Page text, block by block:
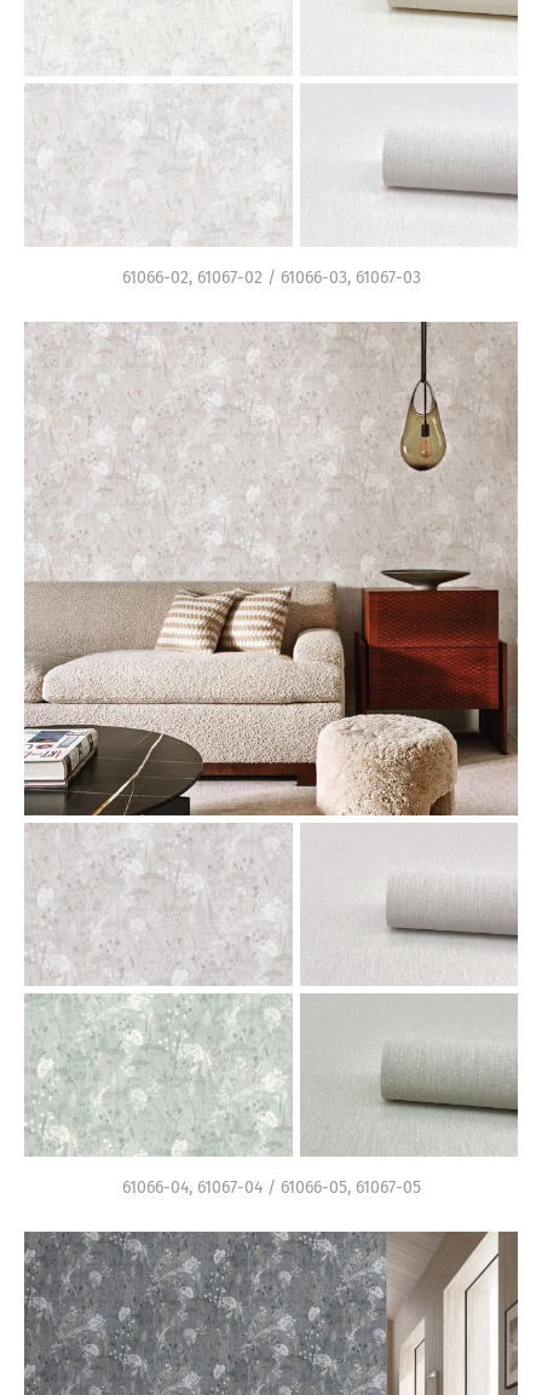
61066-02, 61067-02 / 61066-03, 61067-03
61066-04, 61067-04 / 61066-05, 61067-05